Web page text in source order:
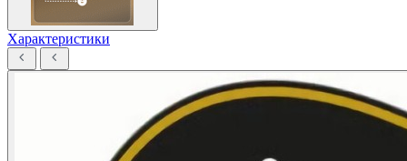
Характеристики